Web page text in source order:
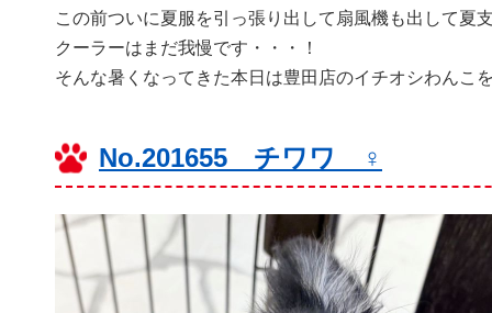
この前ついに夏服を引っ張り出して扇風機も出して夏
クーラーはまだ我慢です・・・！
そんな暑くなってきた本日は豊田店のイチオシわんこ
No.201655 チワワ ♀